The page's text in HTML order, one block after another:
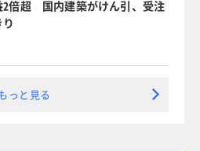
2倍超 国内建築がけん引、受注
っと見る